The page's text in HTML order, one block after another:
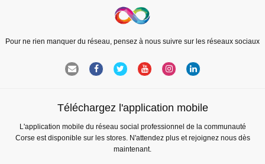
Pour ne rien manquer du réseau, pensez à nous suivre sur les réseaux sociaux
Téléchargez l'application mobile
L'application mobile du réseau social professionnel de la communauté
Corse est disponible sur les stores. N'attendez plus et rejoignez nous dès
maintenant.